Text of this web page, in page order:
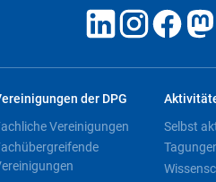
der DPG
Vereinigungen
Selbst